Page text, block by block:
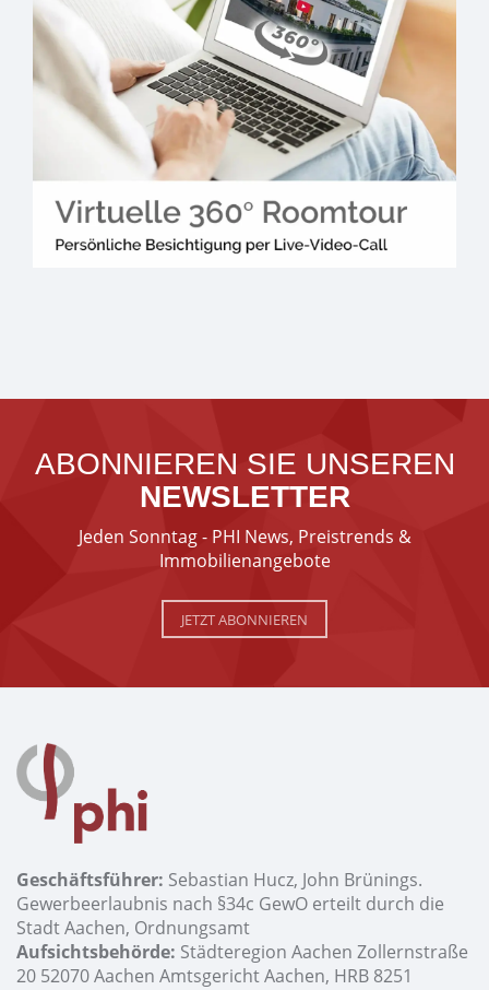
ABONNIEREN SIE UNSEREN
NEWSLETTER
Jeden Sonntag - PHI News, Preistrends &
Immobilienangebote
JETZT ABONNIEREN
Geschäftsführer: Sebastian Hucz, John Brünings.
Gewerbeerlaubnis nach §34c GewO erteilt durch die
Stadt Aachen, Ordnungsamt
Aufsichtsbehörde: Städteregion Aachen Zollernstraße
20 52070 Aachen Amtsgericht Aachen, HRB 8251